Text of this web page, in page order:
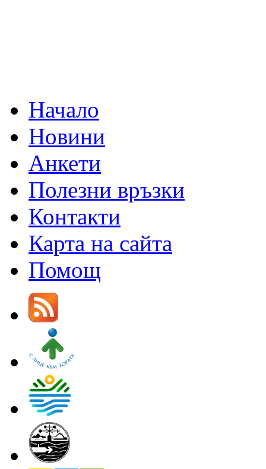
Начало
Новини
Анкети
Полезни връзки
Контакти
Карта на сайта
Помощ